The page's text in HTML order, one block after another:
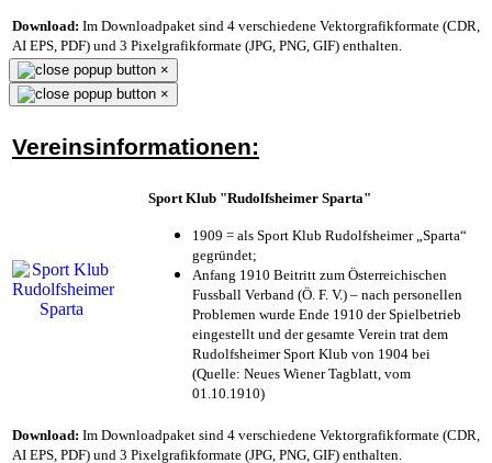
Download: Im Downloadpaket sind 4 verschiedene Vektorgrafikformate (CDR,
AI EPS, PDF) und 3 Pixelgrafikformate (JPG, PNG, GIF) enthalten.
×
×
Vereinsinformationen:
Sport Klub "Rudolfsheimer Sparta"
1909 = als Sport Klub Rudolfsheimer „Sparta“
gegründet;
Anfang 1910 Beitritt zum Österreichischen
Fussball Verband (Ö. F. V.) – nach personellen
Problemen wurde Ende 1910 der Spielbetrieb
eingestellt und der gesamte Verein trat dem
Rudolfsheimer Sport Klub von 1904 bei
(Quelle: Neues Wiener Tagblatt, vom
01.10.1910)
Download: Im Downloadpaket sind 4 verschiedene Vektorgrafikformate (CDR,
AI EPS, PDF) und 3 Pixelgrafikformate (JPG, PNG, GIF) enthalten.